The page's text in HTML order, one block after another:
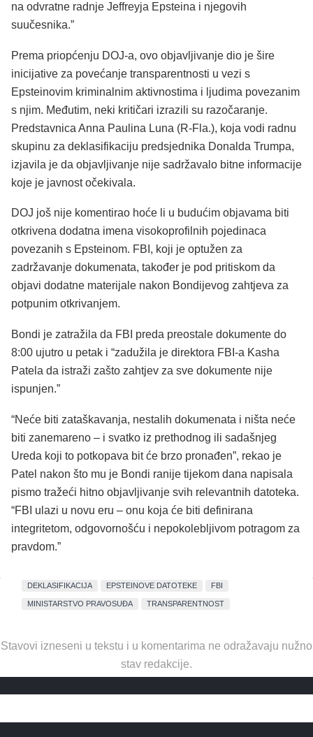
na odvratne radnje Jeffreyja Epsteina i njegovih
suučesnika.”
Prema priopćenju DOJ-a, ovo objavljivanje dio je šire
inicijative za povećanje transparentnosti u vezi s
Epsteinovim kriminalnim aktivnostima i ljudima povezanim
s njim. Međutim, neki kritičari izrazili su razočaranje.
Predstavnica Anna Paulina Luna (R-Fla.), koja vodi radnu
skupinu za deklasifikaciju predsjednika Donalda Trumpa,
izjavila je da objavljivanje nije sadržavalo bitne informacije
koje je javnost očekivala.
DOJ još nije komentirao hoće li u budućim objavama biti
otkrivena dodatna imena visokoprofilnih pojedinaca
povezanih s Epsteinom. FBI, koji je optužen za
zadržavanje dokumenata, također je pod pritiskom da
objavi dodatne materijale nakon Bondijevog zahtjeva za
potpunim otkrivanjem.
Bondi je zatražila da FBI preda preostale dokumente do
8:00 ujutro u petak i “zadužila je direktora FBI-a Kasha
Patela da istraži zašto zahtjev za sve dokumente nije
ispunjen.”
“Neće biti zataškavanja, nestalih dokumenata i ništa neće
biti zanemareno – i svatko iz prethodnog ili sadašnjeg
Ureda koji to potkopava bit će brzo pronađen”, rekao je
Patel nakon što mu je Bondi ranije tijekom dana napisala
pismo tražeći hitno objavljivanje svih relevantnih datoteka.
“FBI ulazi u novu eru – onu koja će biti definirana
integritetom, odgovornošću i nepokolebljivom potragom za
pravdom.”
DEKLASIFIKACIJA EPSTEINOVE DATOTEKE FBI
MINISTARSTVO PRAVOSUĐA TRANSPARENTNOST
Stavovi izneseni u tekstu i u komentarima ne odražavaju nužno
stav redakcije.